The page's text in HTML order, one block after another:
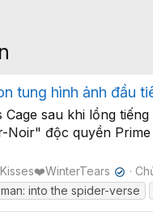
tung hình ảnh đầu
Cage sau khi lồng
Noir" độc quyền
✔
into the spider-verse